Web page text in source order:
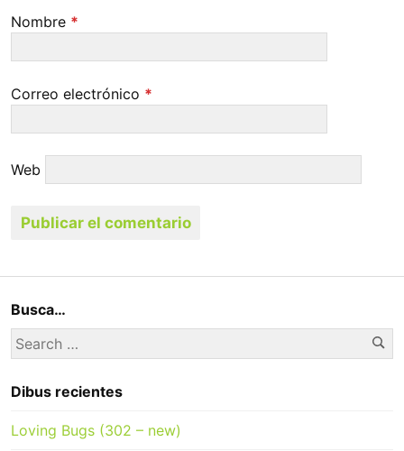
Nombre *
Correo electrónico *
Web
Busca…
Search
for:
Dibus recientes
Loving Bugs (302 – new)